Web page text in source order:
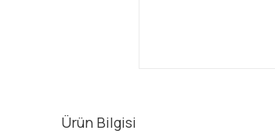
Ürün Bilgisi